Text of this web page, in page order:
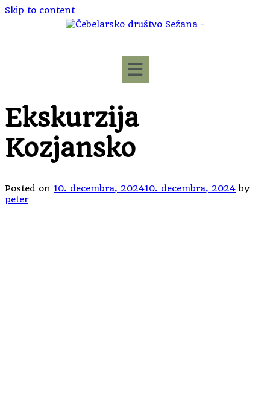
Skip to content
Ekskurzija
Kozjansko
Posted on 10. decembra, 202410. decembra, 2024 by
peter